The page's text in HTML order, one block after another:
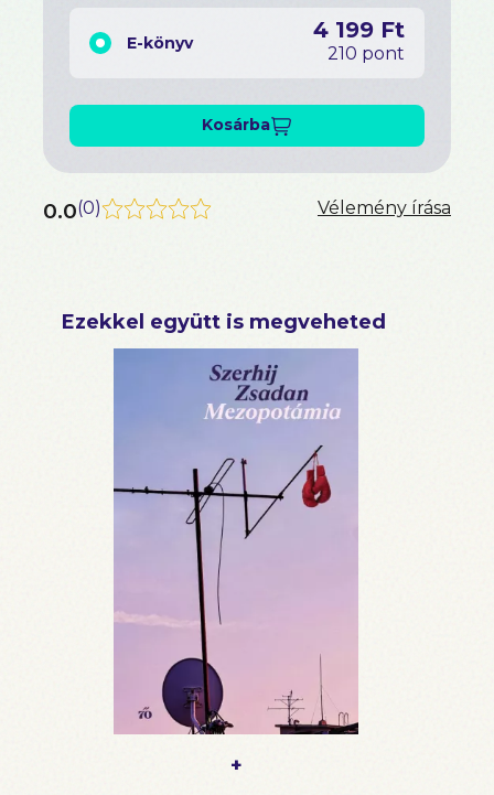
E-könyv 4 199 Ft
210 pont
Kosárba
0.0(0) Vélemény írása
Ezekkel együtt is megveheted
+